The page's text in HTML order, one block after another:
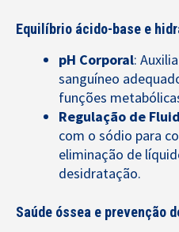
Equilíbrio ácido-base e
pH Corporal:
sanguíneo
funções
Regulação de
com o sódio para
eliminação de
desidratação.
Saúde óssea e prevenção